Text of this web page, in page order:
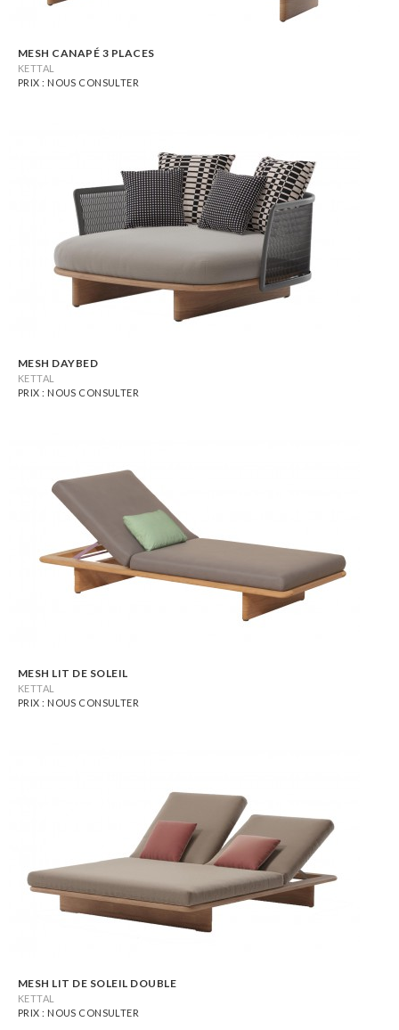
MESH CANAPÉ 3 PLACES
KETTAL
PRIX : NOUS CONSULTER
MESH DAYBED
KETTAL
PRIX : NOUS CONSULTER
MESH LIT DE SOLEIL
KETTAL
PRIX : NOUS CONSULTER
MESH LIT DE SOLEIL DOUBLE
KETTAL
PRIX : NOUS CONSULTER